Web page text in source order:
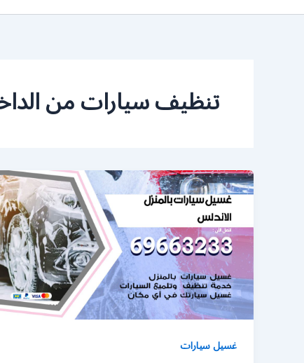
تنظيف سيارات من
غسيل سيارات